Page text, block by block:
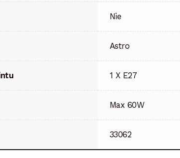
Nie
Astro
1 X E27
Max 60W
33062